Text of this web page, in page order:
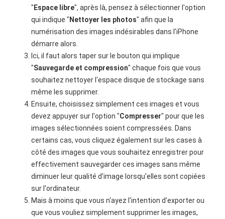
" Espace libre", après là, pensez à sélectionner l'option
qui indique " Nettoyer les photos" afin que la
numérisation des images indésirables dans l'iPhone
démarre alors.
Ici, il faut alors taper sur le bouton qui implique
"Sauvegarde et compression" chaque fois que vous
souhaitez nettoyer l'espace disque de stockage sans
même les supprimer.
Ensuite, choisissez simplement ces images et vous
devez appuyer sur l'option "Compresser" pour que les
images sélectionnées soient compressées. Dans
certains cas, vous cliquez également sur les cases à
côté des images que vous souhaitez enregistrer pour
effectivement sauvegarder ces images sans même
diminuer leur qualité d'image lorsqu'elles sont copiées
sur l'ordinateur.
Mais à moins que vous n'ayez l'intention d'exporter ou
que vous vouliez simplement supprimer les images,